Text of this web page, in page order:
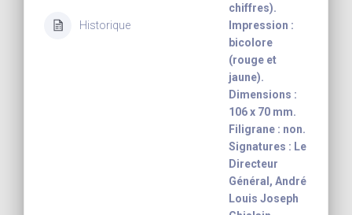
Historique
chiffres).
Impression :
bicolore
(rouge et
jaune).
Dimensions :
106 x 70 mm.
Filigrane : non.
Signatures : Le
Directeur
Général, André
Louis Joseph